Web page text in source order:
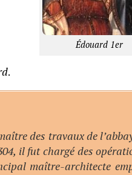
Édouard 1er
.
des travaux de
il fut chargé des
maître-architecte